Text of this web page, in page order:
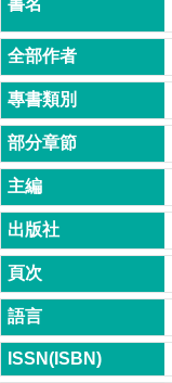
本
所
簡
介
本
所
成
員
博
士
班
碩
士
班